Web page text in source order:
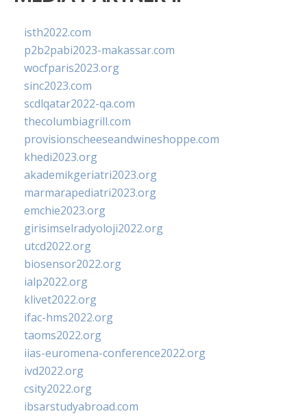
isth2022.com
p2b2pabi2023-makassar.com
wocfparis2023.org
sinc2023.com
scdlqatar2022-qa.com
thecolumbiagrill.com
provisionscheeseandwineshoppe.com
khedi2023.org
akademikgeriatri2023.org
marmarapediatri2023.org
emchie2023.org
girisimselradyoloji2022.org
utcd2022.org
biosensor2022.org
ialp2022.org
klivet2022.org
ifac-hms2022.org
taoms2022.org
iias-euromena-conference2022.org
ivd2022.org
csity2022.org
ibsarstudyabroad.com